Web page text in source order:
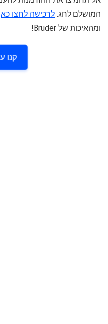
המושלם לחג. לרכישה לחצו כאן
ומהאיכות של Bruder!
קנו